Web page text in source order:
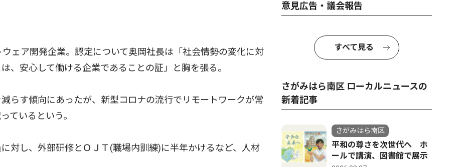
ェア開発企業。認定について奥岡社長は「社会情勢の変化に対
、安心して働ける企業であることの証」と胸を張る。
らす傾向にあったが、新型コロナの流行でリモートワークが常
ているという。
対し、外部研修とＯＪＴ(職場内訓練)に半年かけるなど、人材
意見広告・議会報告
すべて見る
さがみはら南区 ローカルニュースの
新着記事
さがみはら南区
平和の尊さを次世代へ ホ
ールで講演、図書館で展示